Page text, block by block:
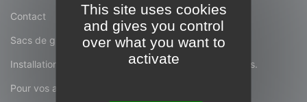
Contact
Sacs de granulés COGRA
Installations d'appareils à bois, à granulés, de conduits.
Pour vos appareils de chauffage...
This site uses cookies
and gives you control
over what you want to
activate